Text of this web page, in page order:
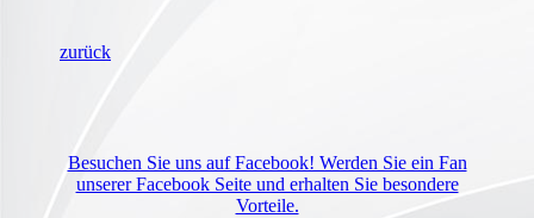
zurück
Besuchen Sie uns auf Facebook! Werden Sie ein Fan
unserer Facebook Seite und erhalten Sie besondere
Vorteile.